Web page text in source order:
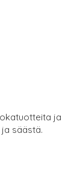
ja
säästä.